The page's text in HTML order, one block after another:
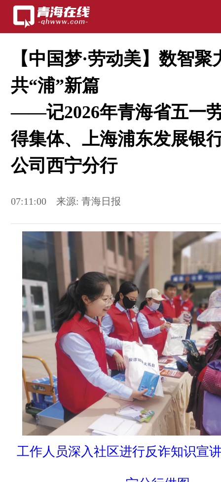
【中国梦·劳动美】数智聚
共“浦”新篇
——记2026年青海省五一
得集体、上海浦东发展银
公司西宁分行
07:11:00 来源:青海日报
工作人员深入社区进行反诈知识宣